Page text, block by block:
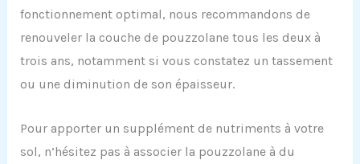
fonctionnement optimal, nous recommandons de
renouveler la couche de pouzzolane tous les deux à
trois ans, notamment si vous constatez un tassement
ou une diminution de son épaisseur.
Pour apporter un supplément de nutriments à votre
sol, n’hésitez pas à associer la pouzzolane à du